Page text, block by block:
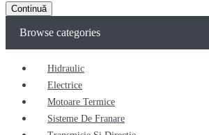
Continuă
Browse categories
Hidraulic
Electrice
Motoare Termice
Sisteme De Franare